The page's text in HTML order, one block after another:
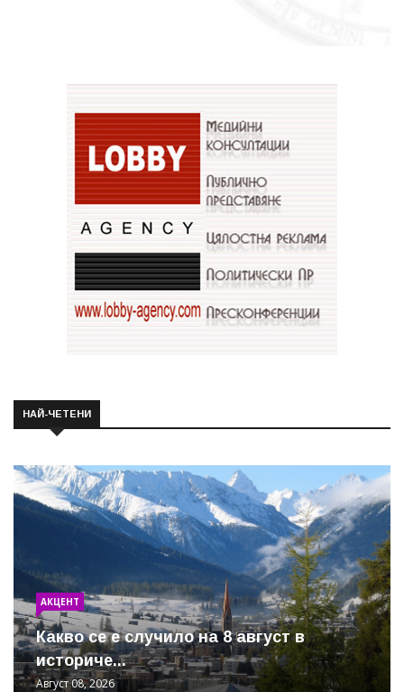
НАЙ-ЧЕТЕНИ
АКЦЕНТ
Какво се е случило на 8 август в
историче...
Август 08, 2026